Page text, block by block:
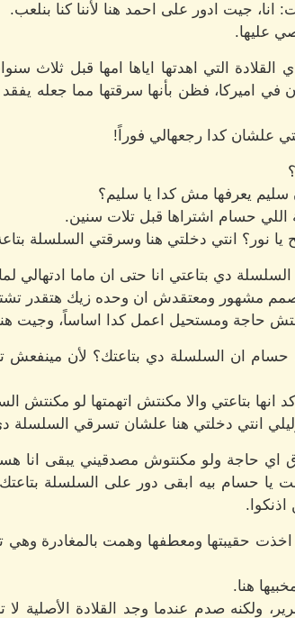
انا، جيت ادور على احمد هنا لأننا كنا بنلعب.
عليها.
التي اهدتها اياها امها قبل ثلاث
اميركا، فظن بأنها سرقتها مما جعله يفقد
علشان كدا رجعهالي فوراً!
يعرفها مش كدا يا سليم؟
حسام اشتراها قبل تلات سنين.
نور؟ انتي دخلتي هنا وسرقتي السلسلة
دي بتاعتي انا حتى ان ماما ادتهالي
ومعتقدش ان وحده زيك هتقدر
حاجة ومستحيل اعمل كدا اساساً، وجيت
حسام ان السلسلة دي بتاعتك؟ لأن مينفعش
انها بتاعتي والا مكنتش اتهمتها لو مكنتش
انتي دخلتي هنا علشان تسرقي السلسلة دي
اي حاجة ولو مكنتوش مصدقيني يبقى انا
حسام بيه ابقى دور على السلسلة
حقيبتها ومعطفها وهمت بالمغادرة وهي
هنا.
ولكنه صدم عندما وجد القلادة الأصلية